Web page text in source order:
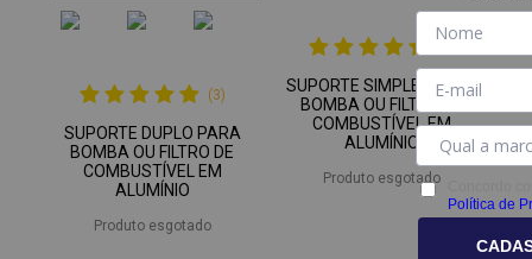
(3)
SUPORTE DUPLO PARA
BOMBA OU FILTRO DE
COMBUSTÍVEL EM
ALUMÍNIO
Produto esgotado
SUPORTE SIMPLES PARA
BOMBA OU FILTRO DE
COMBUSTÍVEL EM
ALUMÍNIO
Produto esgotado
Política de